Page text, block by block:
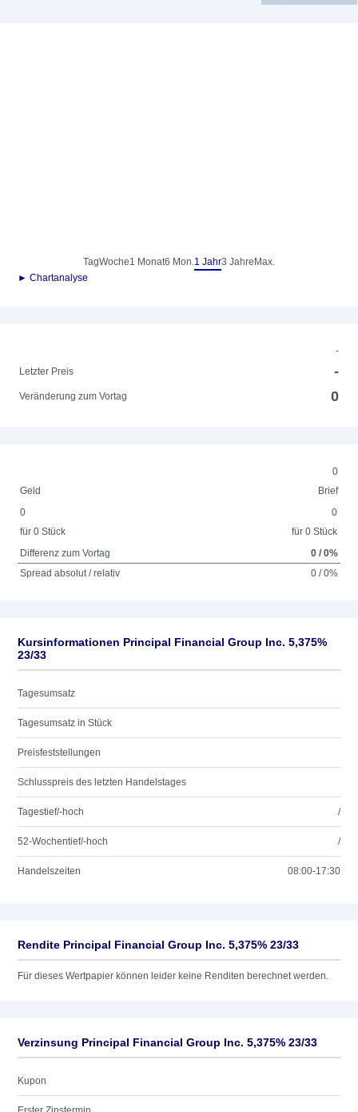
TagWoche1 Monat6 Mon.1 Jahr3 Jahre Max.
► Chartanalyse
-
Letzter Preis
-
Veränderung zum Vortag 0
0
Geld
Brief
0
für 0 Stück
0
für 0 Stück
Differenz zum Vortag
0 / 0%
Spread absolut / relativ
0 / 0%
Kursinformationen Principal Financial Group Inc. 5,375%
23/33
Tagesumsatz
Tagesumsatz in Stück
Preisfeststellungen
Schlusspreis des letzten Handelstages
Tagestief/-hoch /
52-Wochentief/-hoch /
Handelszeiten 08:00-17:30
Rendite Principal Financial Group Inc. 5,375% 23/33
Für dieses Wertpapier können leider keine Renditen berechnet werden.
Verzinsung Principal Financial Group Inc. 5,375% 23/33
Kupon